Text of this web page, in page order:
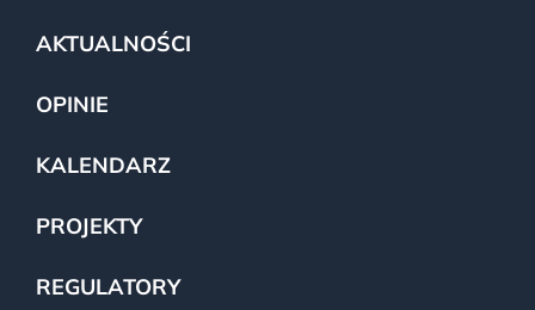
AKTUALNOŚCI
OPINIE
KALENDARZ
PROJEKTY
REGULATORY